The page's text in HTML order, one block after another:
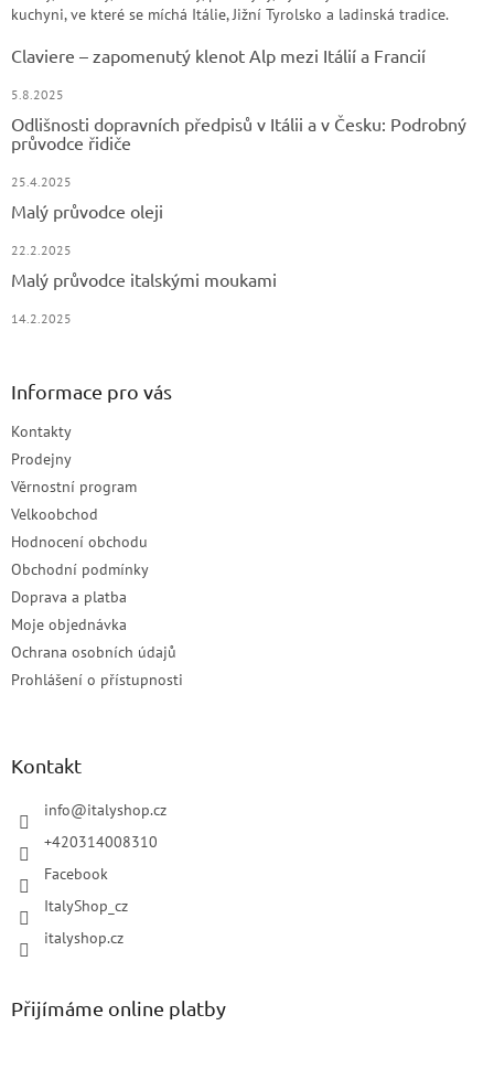
kuchyni, ve které se míchá Itálie, Jižní Tyrolsko a ladinská tradice.
Claviere – zapomenutý klenot Alp mezi Itálií a Francií
5.8.2025
Odlišnosti dopravních předpisů v Itálii a v Česku: Podrobný
průvodce řidiče
25.4.2025
Malý průvodce oleji
22.2.2025
Malý průvodce italskými moukami
14.2.2025
Informace pro vás
Kontakty
Prodejny
Věrnostní program
Velkoobchod
Hodnocení obchodu
Obchodní podmínky
Doprava a platba
Moje objednávka
Ochrana osobních údajů
Prohlášení o přístupnosti
Kontakt
info@italyshop.cz
+420314008310
Facebook
ItalyShop_cz
italyshop.cz
Přijímáme online platby